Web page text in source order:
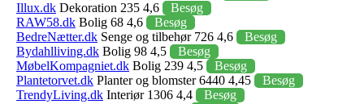
Illux.dk Dekoration 235 4,6
Besøg
RAW58.dk Bolig 68 4,6
Besøg
BedreNætter.dk Senge og tilbehør 726 4,6
Besøg
Bydahlliving.dk Bolig 98 4,5
Besøg
MøbelKompagniet.dk Bolig 239 4,5
Besøg
Plantetorvet.dk Planter og blomster 6440 4,45
Besøg
TrendyLiving.dk Interiør 1306 4,4
Besøg